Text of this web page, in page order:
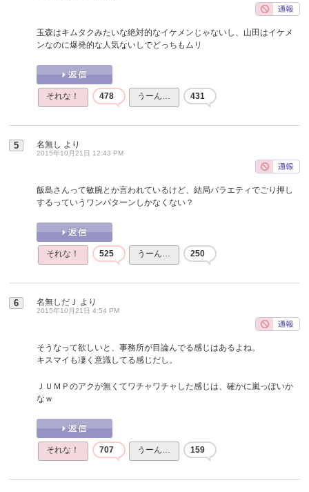
玉森はキムタクみたいな絶対的なイケメンじゃないし、山田はイケメ
ンなのに爆発的な人気ないしでどっちもムリ
それな！ 478 うーん… 431
5 名無し より
2015年10月21日 12:43 PM
飯島さんって敏腕とか言われているけど、結局バラエティでごり押し
するっていうワンパターンしかなくない？
それな！ 525 うーん… 250
6 名無しだＪ より
2015年10月21日 4:54 PM
そうなって欲しいと、事務所が目論んでる感じはあるよね。
キスマイも凄く意識してる感じだし。
ＪＵＭＰのアクが無くてワチャワチャした感じは、確かに嵐っぽいか
なｗ
それな！ 707 うーん… 159